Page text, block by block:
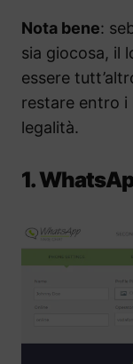
Nota bene:
sia giocosa, il
essere
restare entro i
legalità.
1.